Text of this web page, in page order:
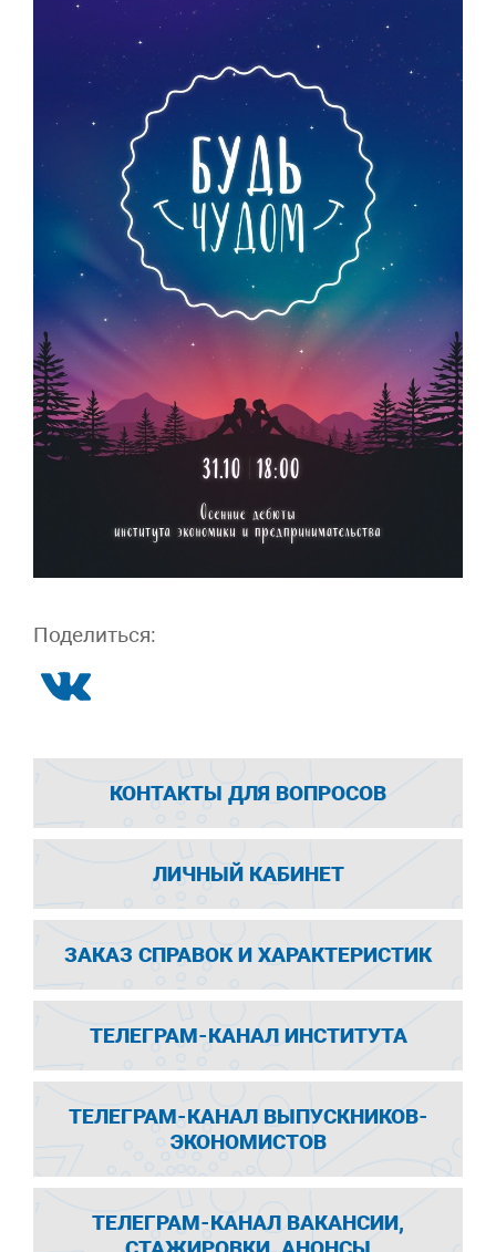
Поделиться:
КОНТАКТЫ ДЛЯ ВОПРОСОВ
ЛИЧНЫЙ КАБИНЕТ
ЗАКАЗ СПРАВОК И ХАРАКТЕРИСТИК
ТЕЛЕГРАМ-КАНАЛ ИНСТИТУТА
ТЕЛЕГРАМ-КАНАЛ ВЫПУСКНИКОВ-
ЭКОНОМИСТОВ
ТЕЛЕГРАМ-КАНАЛ ВАКАНСИИ,